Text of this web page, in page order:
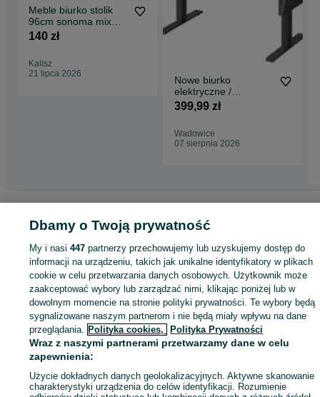
Meble biurko stolik
96cm sonoma mix
biały N35L
140 zł
Kalisz
21 lipca 2026
Nowe biurko
elektryczne /
regulowane / 140x60
/ blat / stół /
399,99 zł
Wadowice
07 sierpnia 2026
- Małopolskie Akcesoria meblowe - Wadowice
KATEGORIA
924956307 Wyświetlenia:
Kup
Dbamy o Twoją prywatność
My i nasi447 partnerzy przechowujemy lub uzyskujemy dostęp do
informacji na urządzeniu, takich jak unikalne identyfikatory w plikach
cookie w celu przetwarzania danych osobowych. Użytkownik może
zaakceptować wybory lub zarządzać nimi, klikając poniżej lub w
dowolnym momencie na stronie polityki prywatności. Te wybory będą
sygnalizowane naszym partnerom i nie będą miały wpływu na dane
przeglądania. Polityka cookies, Polityka Prywatności
Wraz z naszymi partnerami przetwarzamy dane w celu
zapewnienia:
Użycie dokładnych danych geolokalizacyjnych. Aktywne skanowanie
charakterystyki urządzenia do celów identyfikacji. Rozumienie